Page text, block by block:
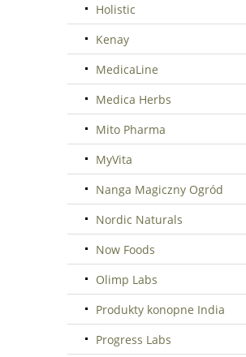
Holistic
Kenay
MedicaLine
Medica Herbs
Mito Pharma
MyVita
Nanga Magiczny Ogród
Nordic Naturals
Now Foods
Olimp Labs
Produkty konopne India
Progress Labs